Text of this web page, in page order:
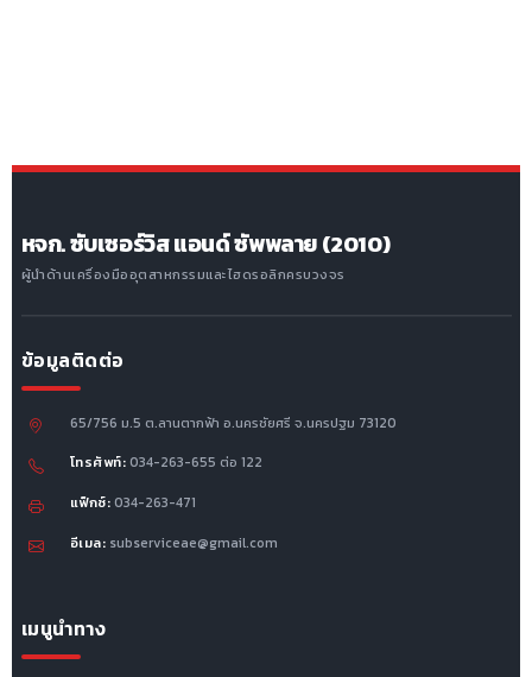
หจก. ซับเซอร์วิส แอนด์ ซัพพลาย (2010)
ผู้นำด้านเครื่องมืออุตสาหกรรมและไฮดรอลิกครบวงจร
ข้อมูลติดต่อ
65/756 ม.5 ต.ลานตากฟ้า อ.นครชัยศรี จ.นครปฐม 73120
โทรศัพท์: 034-263-655 ต่อ 122
แฟ็กซ์: 034-263-471
อีเมล: subserviceae@gmail.com
เมนูนำทาง